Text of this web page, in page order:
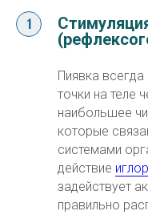
Пиявка
точки на теле
наибольшее
которые
системами
действие
задействует
правильно